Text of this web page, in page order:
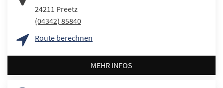
24211 Preetz
(04342) 85840
Route berechnen
MEHR INFOS